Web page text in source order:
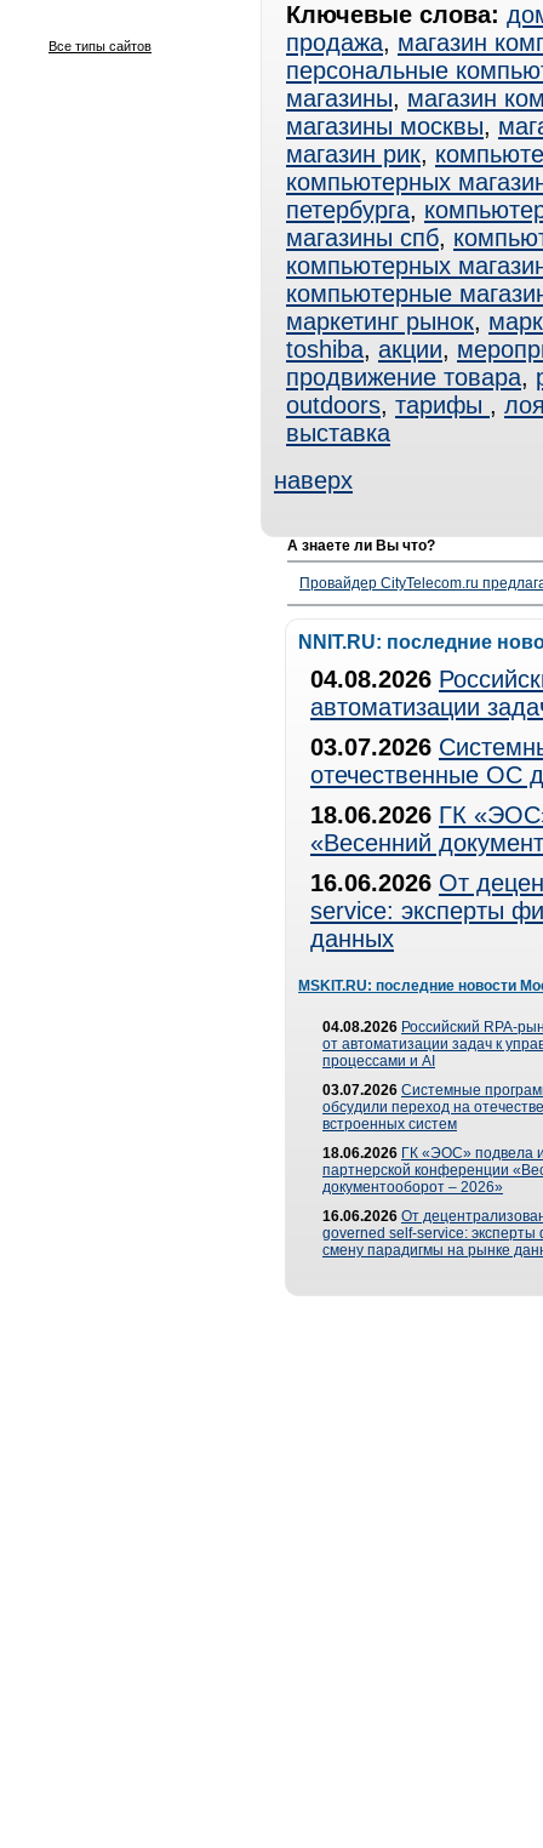
Все типы сайтов
Ключевые слова:
продажа, магазин
персональные
магазины, магазин
магазины москвы,
магазин рик,
компьютерных
петербурга,
магазины спб,
компьютерных
компьютерные
маркетинг рынок,
toshiba, акции,
продвижение товара,
outdoors, тарифы ,
выставка
наверх
А знаете ли Вы что?
Провайдер CityTelecom.ru
NNIT.RU: последние
04.08.2026
автоматизации
03.07.2026
отечественные ОС
18.06.2026 ГК
«Весенний
16.06.2026 От
service: эксперты
данных
MSKIT.RU: последние новости
04.08.2026 Российский RPA-
от автоматизации задач к
процессами и AI
03.07.2026 Системные
обсудили переход на
встроенных систем
18.06.2026 ГК «ЭОС» подвела
партнерской конференции
документооборот – 2026»
16.06.2026 От
governed self-service: эксперты
смену парадигмы на рынке